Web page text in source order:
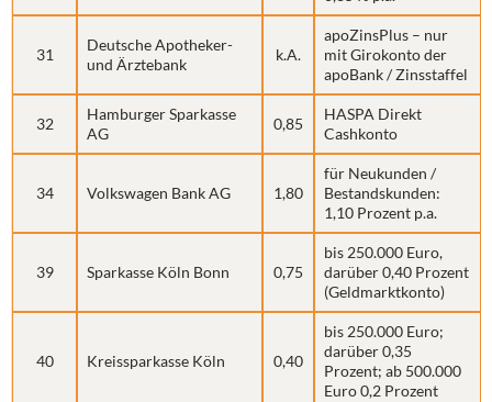
31
Deutsche Apotheker-
und Ärztebank
k.A.
apoZinsPlus – nur
mit Girokonto der
apoBank / Zinsstaffel
32
Hamburger Sparkasse
AG
0,85
HASPA Direkt
Cashkonto
34 Volkswagen Bank AG 1,80
für Neukunden /
Bestandskunden:
1,10 Prozent p.a.
39 Sparkasse Köln Bonn 0,75
bis 250.000 Euro,
darüber 0,40 Prozent
(Geldmarktkonto)
40 Kreissparkasse Köln 0,40
bis 250.000 Euro;
darüber 0,35
Prozent; ab 500.000
Euro 0,2 Prozent